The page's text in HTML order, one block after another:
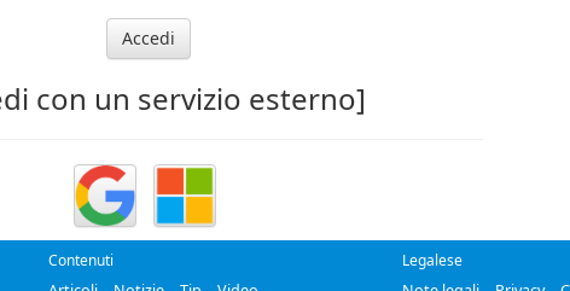
Accedi
con un servizio esterno]
Contenuti
Legalese